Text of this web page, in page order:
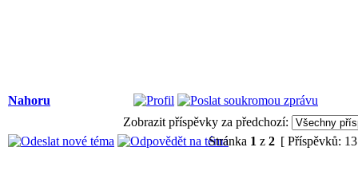
Nahoru
Zobrazit příspěvky za předchozí:
Stránka 1 z 2 [ Příspěvků: